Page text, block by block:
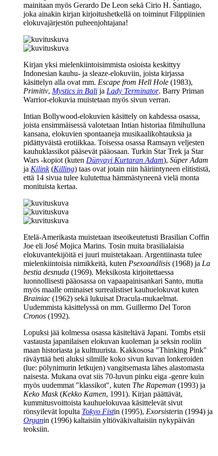
mainitaan myös Gerardo De Leon sekä Cirio H. Santiago,
joka ainakin kirjan kirjoitushetkellä on toiminut Filippiinien
elokuvajärjestön puheenjohtajana!
Kirjan yksi mielenkiintoisimmista osioista keskittyy
Indonesian kauhu‑ ja sleaze-elokuviin, joista kirjassa
käsittelyn alla ovat mm. Escape from Hell Hole (1983),
Primitiv, Mystics in Bali ja Lady Terminator. Barry Priman
Warrior-elokuvia muistetaan myös sivun verran.
Intian Bollywood-elokuvien käsittely on kahdessa osassa,
joista ensimmäisessä valotetaan Intian historiaa filmihulluna
kansana, elokuvien spontaaneja musikaalikohtauksia ja
pidättyväistä erotiikkaa. Toisessa osassa Ramsayn veljesten
kauhuklassikot pääsevät pääosaan. Turkin Star Trek ja Star
Wars ‑kopiot (kuten Dünyayi Kurtaran Adam), Süper Adam
ja Kilink(Killing) taas ovat jotain niin häiriintyneen elitististä,
että 14 sivua tulee kulutettua hämmästyneenä vielä monta
monituista kertaa.
Etelä-Amerikasta muistetaan itseoikeutetusti Brasilian Coffin
Joe eli José Mojica Marins. Tosin muita brasilialaisia
elokuvantekijöitä ei juuri muistetakaan. Argentiinasta tulee
mielenkiintoisia nimikkeitä, kuten Psexoanálisis (1968) ja La
bestia desnuda (1969). Meksikosta kirjoitettaessa
luonnollisesti pääosassa on vapaapainisankari Santo, mutta
myös maalle ominaiset surrealistiset kauhuelokuvat kuten
Brainiac (1962) sekä lukuisat Dracula-mukaelmat.
Uudemmista käsittelyssä on mm. Guillermo Del Toron
Cronos (1992).
Lopuksi jää kolmessa osassa käsiteltävä Japani. Tombs etsii
vastausta japanilaisen elokuvan kuoleman ja seksin rooliin
maan historiasta ja kulttuurista. Kakkososa "Thinking Pink"
räväyttää heti aluksi silmille koko sivun kuvan lonkeroiden
(lue: pölynimurin letkujen) vangitsemasta lähes alastomasta
naisesta. Mukana ovat siis 70‑luvun pinku eiga ‑genre kuin
myös uudemmat "klassikot", kuten The Rapeman (1993) ja
Keko Mask(Kekko Kamen, 1991). Kirjan päättävät,
kummitusvoittoista kauhuelokuvaa käsittelevät sivut
rönsyilevät lopulta Tokyo Fistin (1995), Exorsisterin (1994) ja
Organin (1996) kaltaisiin yltiöväkivaltaisiin nykypäivän
teoksiin.